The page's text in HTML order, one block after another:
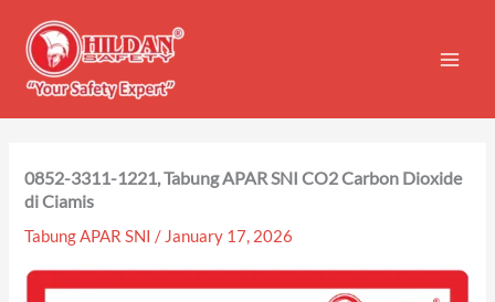
content
0852-3311-1221, Tabung APAR SNI CO2 Carbon Dioxide
di Ciamis
Tabung APAR SNI / January 17, 2026